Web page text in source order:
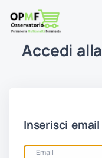
Accedi
Inserisci
Email